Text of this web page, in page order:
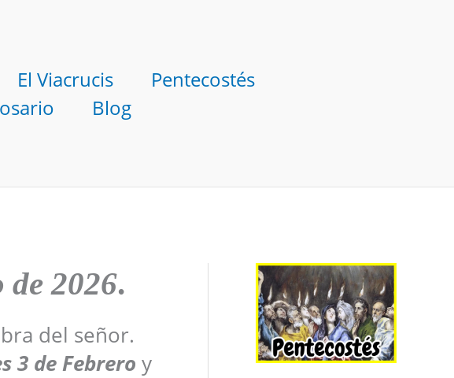
El Viacrucis
Pentecostés
Blog
de 2026.
del señor.
3 de Febrero y